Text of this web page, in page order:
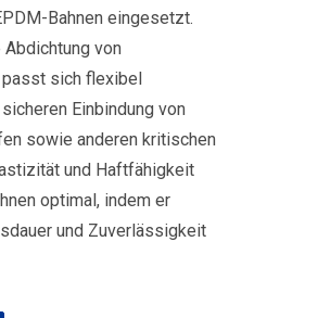
Bahnen eingesetzt.
von
sich flexibel
Einbindung von
sowie anderen kritischen
und Haftfähigkeit
optimal, indem er
und Zuverlässigkeit